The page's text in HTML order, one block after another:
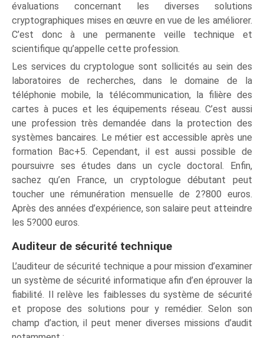
évaluations concernant les diverses solutions
cryptographiques mises en œuvre en vue de les améliorer.
C’est donc à une permanente veille technique et
scientifique qu’appelle cette profession.
Les services du cryptologue sont sollicités au sein des
laboratoires de recherches, dans le domaine de la
téléphonie mobile, la télécommunication, la filière des
cartes à puces et les équipements réseau. C’est aussi
une profession très demandée dans la protection des
systèmes bancaires. Le métier est accessible après une
formation Bac+5. Cependant, il est aussi possible de
poursuivre ses études dans un cycle doctoral. Enfin,
sachez qu’en France, un cryptologue débutant peut
toucher une rémunération mensuelle de 2?800 euros.
Après des années d’expérience, son salaire peut atteindre
les 5?000 euros.
Auditeur de sécurité technique
L’auditeur de sécurité technique a pour mission d’examiner
un système de sécurité informatique afin d’en éprouver la
fiabilité. Il relève les faiblesses du système de sécurité
et propose des solutions pour y remédier. Selon son
champ d’action, il peut mener diverses missions d’audit